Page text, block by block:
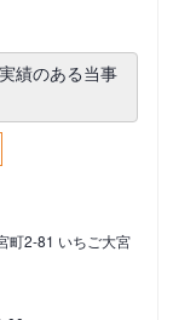
績のある当事
町2-81 いちご大宮